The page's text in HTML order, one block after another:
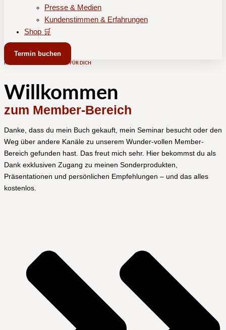
Presse & Medien
Kundenstimmen & Erfahrungen
Shop 🛒
Termin buchen
KOSTENLOSE INSPIRATIONEN FÜR DICH
Willkommen
zum Member-Bereich
Danke, dass du mein Buch gekauft, mein Seminar besucht oder den
Weg über andere Kanäle zu unserem Wunder-vollen Member-
Bereich gefunden hast. Das freut mich sehr. Hier bekommst du als
Dank exklusiven Zugang zu meinen Sonderprodukten,
Präsentationen und persönlichen Empfehlungen – und das alles
kostenlos.